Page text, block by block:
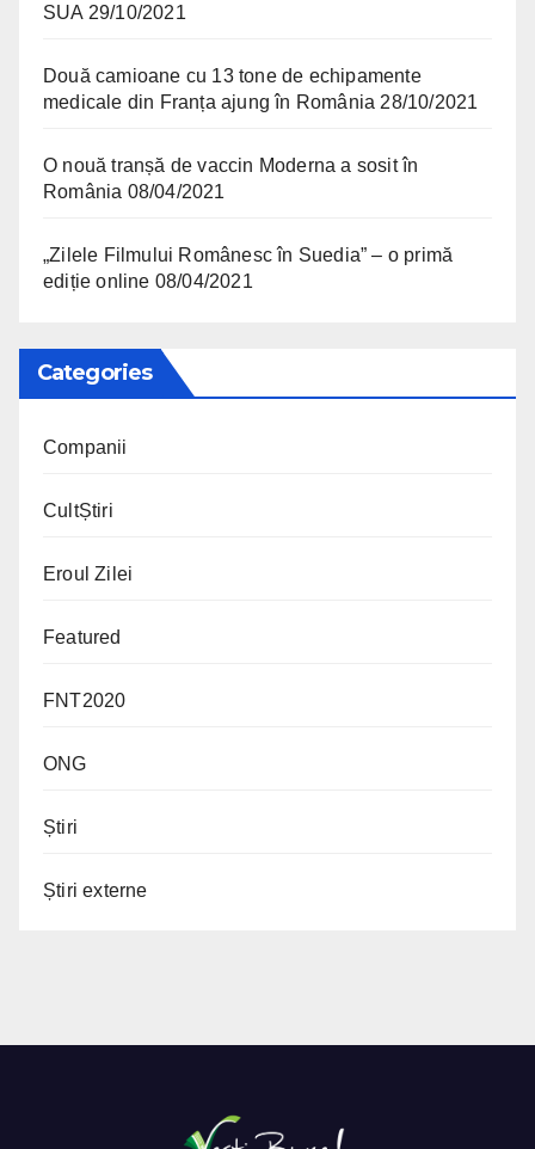
SUA 29/10/2021
Două camioane cu 13 tone de echipamente
medicale din Franța ajung în România 28/10/2021
O nouă tranșă de vaccin Moderna a sosit în
România 08/04/2021
„Zilele Filmului Românesc în Suedia” – o primă
ediție online 08/04/2021
Categories
Companii
CultȘtiri
Eroul Zilei
Featured
FNT2020
ONG
Știri
Știri externe